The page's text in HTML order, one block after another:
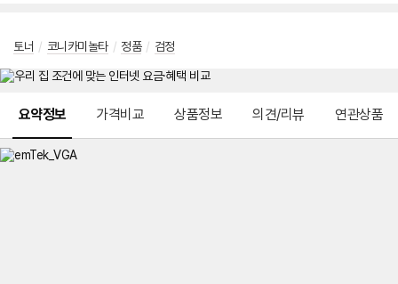
토너 / 코니카미놀타 / 정품 / 검정
요약정보 가격비교 상품정보 의견/리뷰 연관상품